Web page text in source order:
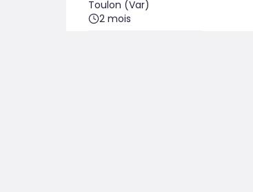
ALLIS-et-FUTUNA
Toulon (Var)
2 mois